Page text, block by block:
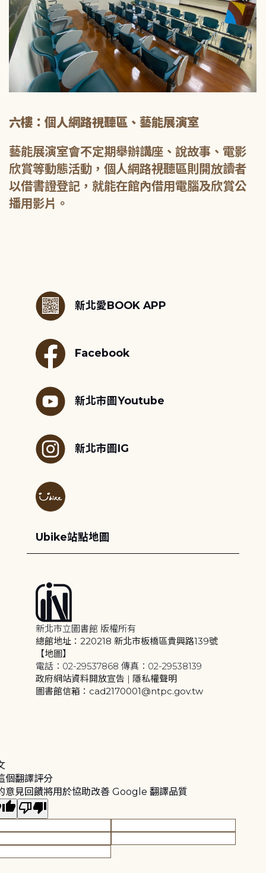
六樓：個人網路視聽區、藝能展演室
藝能展演室會不定期舉辦講座、說故事、電影
欣賞等動態活動，個人網路視聽區則開放讀者
以借書證登記，就能在館內借用電腦及欣賞公
播用影片。
新北愛BOOK APP
Facebook
新北市圖Youtube
新北市圖IG
Ubike站點地圖
新北市立圖書館 版權所有
總館地址：220218 新北市板橋區貴興路139號
【地圖】
電話：02-29537868 傳真：02-29538139
政府網站資料開放宣告 | 隱私權聲明
圖書館信箱：cad2170001@ntpc.gov.tw
個翻譯評分
意見回饋將用於協助改善 Google 翻譯品質